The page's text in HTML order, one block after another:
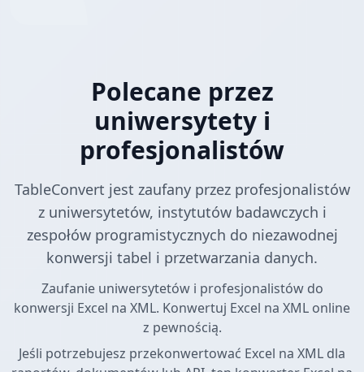
Polecane przez
uniwersytety i
profesjonalistów
TableConvert jest zaufany przez profesjonalistów
z uniwersytetów, instytutów badawczych i
zespołów programistycznych do niezawodnej
konwersji tabel i przetwarzania danych.
Zaufanie uniwersytetów i profesjonalistów do
konwersji Excel na XML. Konwertuj Excel na XML online
z pewnością.
Jeśli potrzebujesz przekonwertować Excel na XML dla